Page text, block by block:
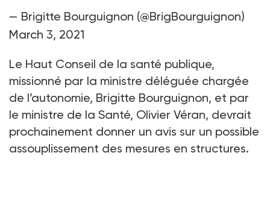
— Brigitte Bourguignon (@BrigBourguignon)
March 3, 2021
Le Haut Conseil de la santé publique,
missionné par la ministre déléguée chargée
de l’autonomie, Brigitte Bourguignon, et par
le ministre de la Santé, Olivier Véran, devrait
prochainement donner un avis sur un possible
assouplissement des mesures en structures.